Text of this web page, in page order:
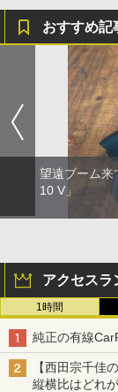
おすすめ記
望遠ブーム来
10 V」
アクセスラ
1時間
純正の有線
【西田宗千佳
縦横比はどれ